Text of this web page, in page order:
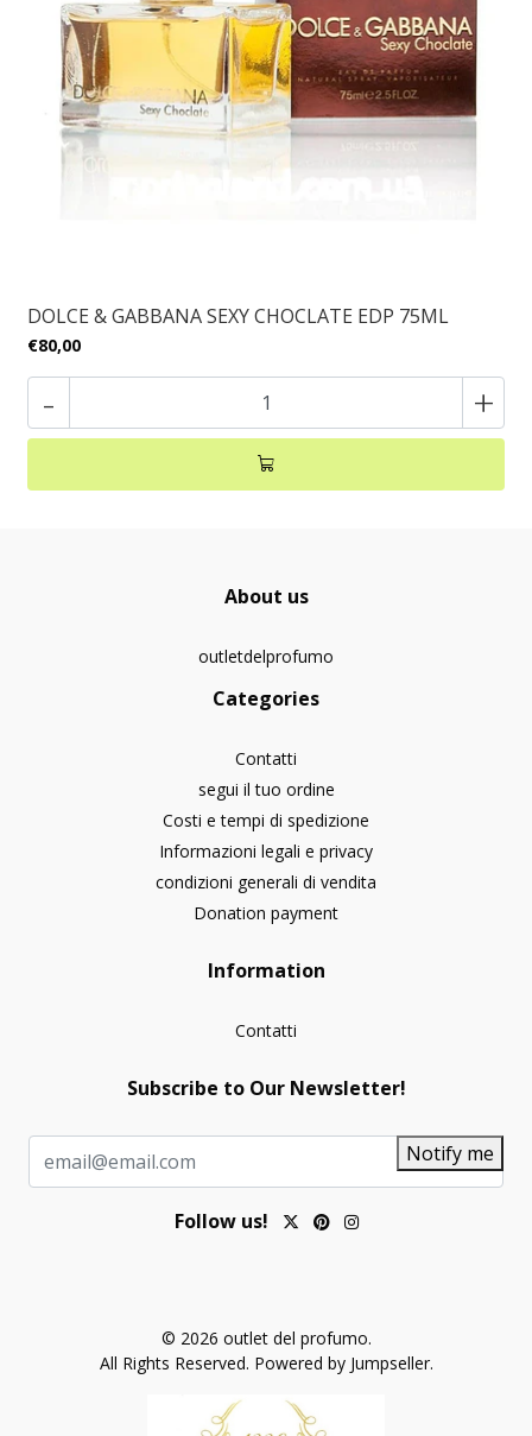
DOLCE & GABBANA SEXY CHOCLATE EDP 75ML
€80,00
- +
About us
outletdelprofumo
Categories
Contatti
segui il tuo ordine
Costi e tempi di spedizione
Informazioni legali e privacy
condizioni generali di vendita
Donation payment
Information
Contatti
Subscribe to Our Newsletter!
Notify me
Follow us!
© 2026 outlet del profumo.
All Rights Reserved. Powered by Jumpseller.